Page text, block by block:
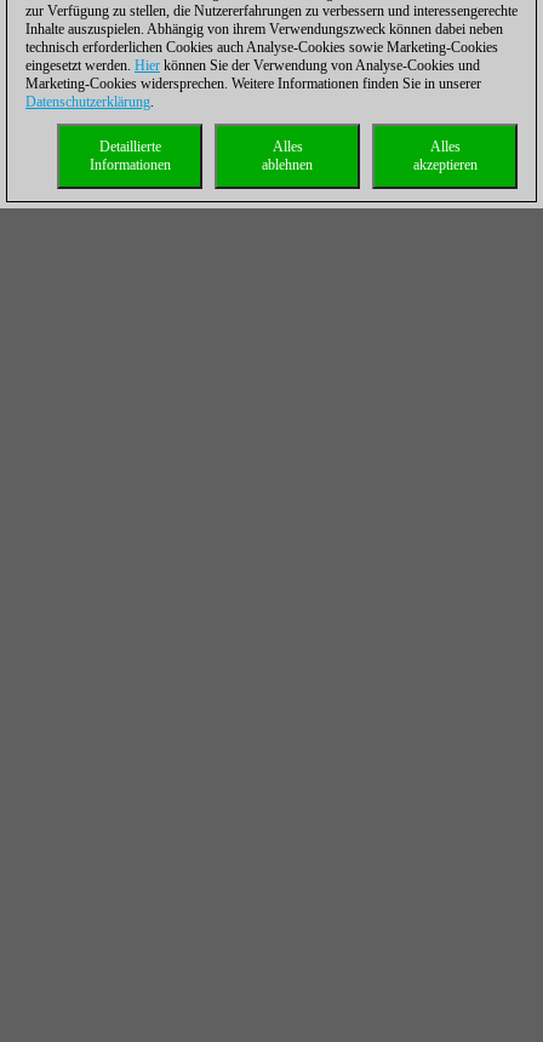
zur Verfügung zu stellen, die Nutzererfahrungen zu verbessern und interessengerechte
Inhalte auszuspielen. Abhängig von ihrem Verwendungszweck können dabei neben
technisch erforderlichen Cookies auch Analyse-Cookies sowie Marketing-Cookies
eingesetzt werden. Hier können Sie der Verwendung von Analyse-Cookies und
Marketing-Cookies widersprechen. Weitere Informationen finden Sie in unserer
Datenschutzerklärung.
Alles
akzeptieren
Alles
ablehnen
Detaillierte
Informationen